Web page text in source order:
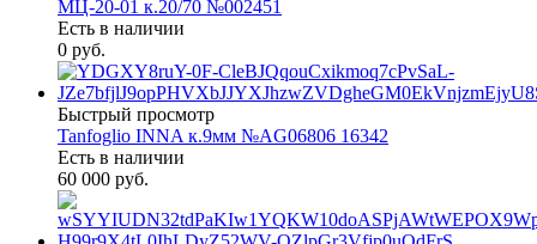
МЦ-20-01 к.20/70 №002451
Есть в наличии
0 руб.
Быстрый просмотр
Tanfoglio INNA к.9мм №AG06806 16342
Есть в наличии
60 000 руб.